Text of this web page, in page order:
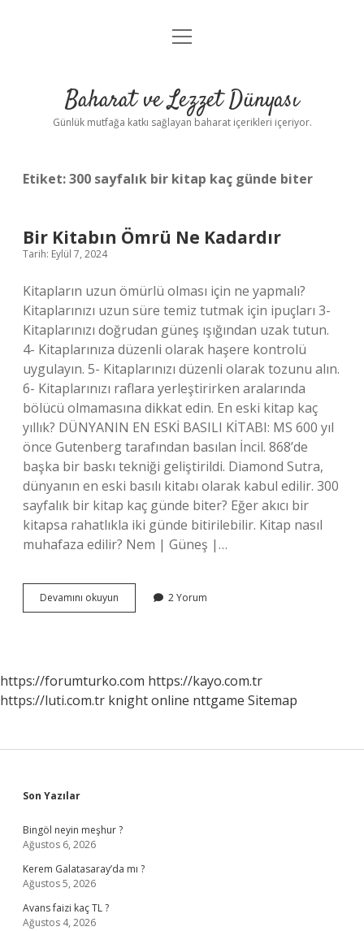
Anasayfa
Yasal Uyarı
menüyü
Baharat ve Lezzet Dünyası
Günlük mutfağa katkı sağlayan baharat içerikleri içeriyor.
Etiket:300 sayfalık bir kitap kaç günde biter
Bir Kitabın Ömrü Ne Kadardır
Tarih: Eylül 7, 2024
Kitapların uzun ömürlü olması için ne yapmalı?
Kitaplarınızı uzun süre temiz tutmak için ipuçları 3-
Kitaplarınızı doğrudan güneş ışığından uzak tutun.
4- Kitaplarınıza düzenli olarak haşere kontrolü
uygulayın. 5- Kitaplarınızı düzenli olarak tozunu alın.
6- Kitaplarınızı raflara yerleştirirken aralarında
bölücü olmamasına dikkat edin. En eski kitap kaç
yıllık? DÜNYANIN EN ESKİ BASILI KİTABI: MS 600 yıl
önce Gutenberg tarafından basılan İncil. 868’de
başka bir baskı tekniği geliştirildi. Diamond Sutra,
dünyanın en eski basılı kitabı olarak kabul edilir. 300
sayfalık bir kitap kaç günde biter? Eğer akıcı bir
kitapsa rahatlıkla iki günde bitirilebilir. Kitap nasıl
muhafaza edilir? Nem | Güneş |…
Devamını okuyun
Kitabın
2 Yorum
https://forumturko.com https://kayo.com.tr
https://luti.com.tr knight online nttgame Sitemap
Sidebar
Son Yazılar
Bingöl neyin meşhur ?
Ağustos 6, 2026
Kerem Galatasaray’da mı ?
Ağustos 5, 2026
Avans faizi kaç TL ?
Ağustos 4, 2026